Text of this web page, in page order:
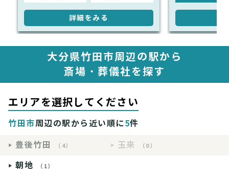
詳細をみる
大分県竹田市周辺の駅から
斎場・葬儀社を探す
エリアを選択してください
竹田市周辺の駅から近い順に5件
豊後竹田
（4） 玉来 （0）
朝地 （1）